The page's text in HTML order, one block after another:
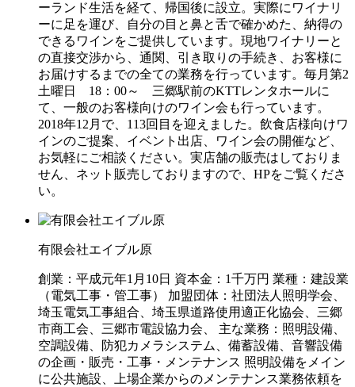
ーランド生活を経て、帰国後に設立。実際にワイナリ
ーに足を運び、自分の目と鼻と舌で確かめた、納得の
できるワインをご提供しています。現地ワイナリーと
の直接交渉から、通関、引き取りの手続き、お客様に
お届けするまでの全ての業務を行っています。毎月第2
土曜日 18：00～ 三郷駅前のKTTレンタホールに
て、一般のお客様向けのワイン会も行っています。
2018年12月で、113回目を迎えました。飲食店様向けワ
インのご提案、イベント出店、ワイン会の開催など、
お気軽にご相談ください。実店舗の販売はしておりま
せん、ネット販売しておりますので、HPをご覧くださ
い。
有限会社エイブル原
創業：平成元年1月10日 資本金：1千万円 業種：建設業
（電気工事・管工事） 加盟団体：社団法人照明学会、
埼玉電気工事組合、埼玉県道路使用適正化協会、三郷
市商工会、三郷市電設協力会、 主な業務：照明設備、
空調設備、防犯カメラシステム、備蓄設備、音響設備
の企画・販売・工事・メンテナンス 照明設備をメイン
に公共施設、上場企業からのメンテナンス業務依頼を